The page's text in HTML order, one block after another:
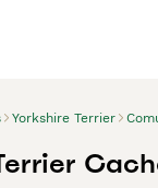
Yorkshire Terrier